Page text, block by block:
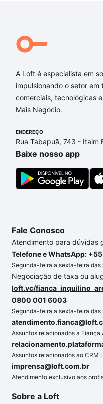
A Loft é especialista em
impulsionando o setor em
comerciais, tecnológicas
Mais Negócio.
ENDEREÇO
Rua Tabapuã, 743 - Itaim
Baixe nosso app
Fale Conosco
Atendimento para dúvidas
Telefone e WhatsApp:
Segunda-feira a sexta-feira das
Negociação de taxa ou
loft.vc/
0800 001 6003
Segunda-feira a sexta-feira das
Assuntos relacionados a Fiança
Assuntos relacionados ao CRM
imprensa@loft.com.br
Atendimento exclusivo aos
Sobre a Loft